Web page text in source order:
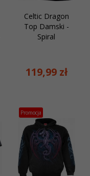
Celtic Dragon
Top Damski -
Spiral
119,99 zł
Promocja